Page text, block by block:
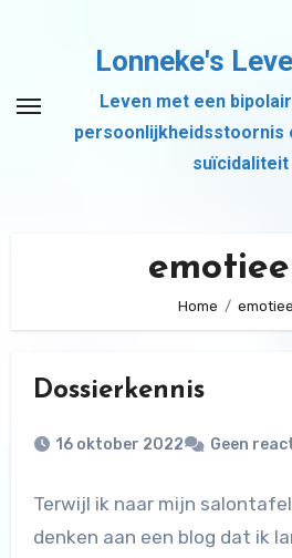
inhoud
Lonneke's
Leven met een
persoonlijkheidsstoornis
suïcidaliteit
Home
Dossierkennis
16 oktober 2022 Geen
Terwijl ik naar mijn
denken aan een blog dat ik